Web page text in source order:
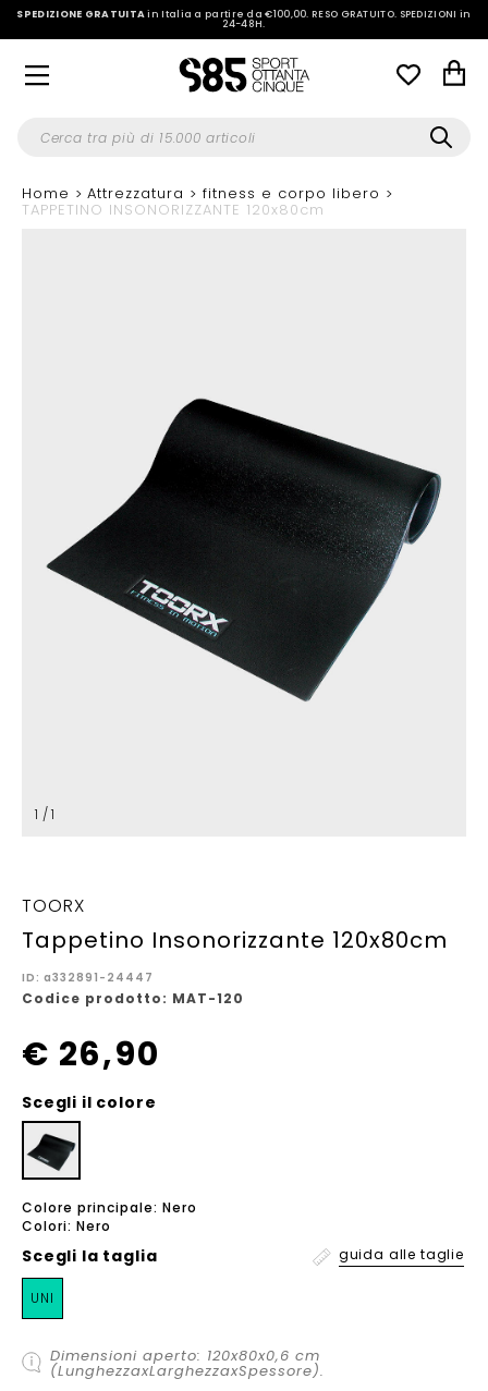
SPEDIZIONE GRATUITAin Italia a partire da €100,00.RESO GRATUITO. SPEDIZIONI in
24-48H.
Home Attrezzatura fitness e corpo libero
TAPPETINO INSONORIZZANTE 120x80cm
1 / 1
TOORX
Tappetino Insonorizzante 120x80cm
ID: a332891-24447
Codice prodotto: MAT-120
€ 26,90
Scegli il colore
Colore principale: Nero
Colori: Nero
Scegli la taglia guida alle taglie
UNI
Dimensioni aperto: 120x80x0,6 cm
(LunghezzaxLarghezzaxSpessore).